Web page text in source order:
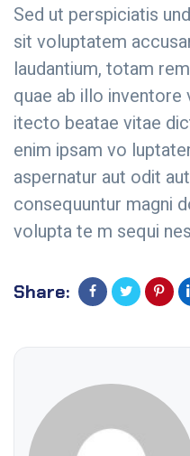
Sed ut perspiciatis
sit voluptatem
laudantium, totam
quae ab illo
itecto beatae vitae
enim ipsam vo
aspernatur aut odit
consequuntur magni
volupta te m sequi
Share: